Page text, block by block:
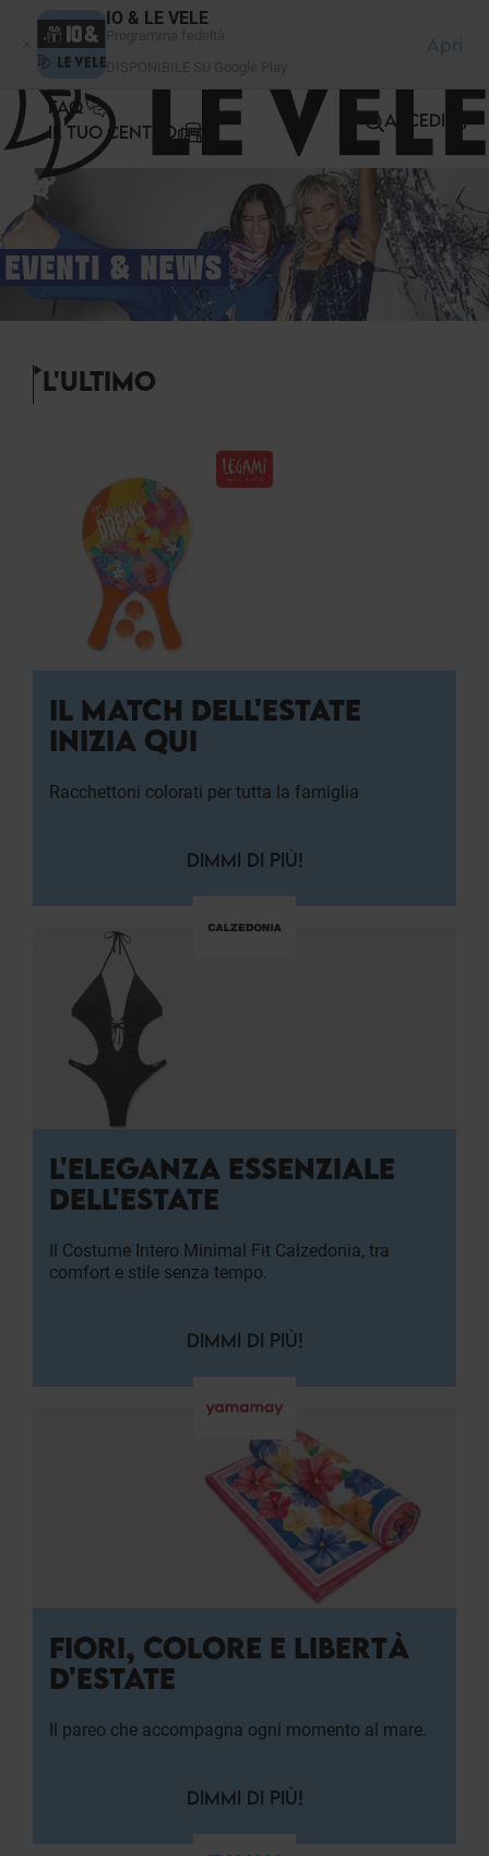
IO & LE VELE
Apri
FAQ
IL TUO CENTRO
ACCEDI
EVENTI & NEWS
L'ULTIMO
IL MATCH DELL'ESTATE
INIZIA QUI
Racchettoni colorati per tutta la famiglia
DIMMI DI PIÙ!
L'ELEGANZA ESSENZIALE
DELL'ESTATE
Il Costume Intero Minimal Fit Calzedonia, tra
comfort e stile senza tempo.
DIMMI DI PIÙ!
FIORI, COLORE E LIBERTÀ
D'ESTATE
Il pareo che accompagna ogni momento al mare.
DIMMI DI PIÙ!
Pannello di gestione dei cookies